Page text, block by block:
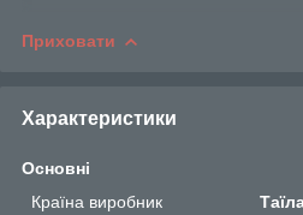
Приховати
Характеристики
Основні
Країна виробник